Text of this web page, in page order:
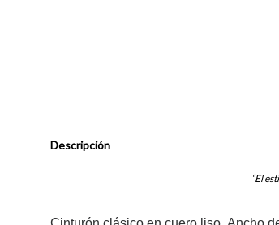
Descripción
“El